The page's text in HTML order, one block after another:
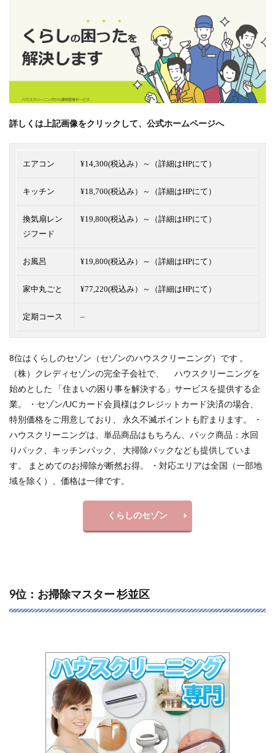
詳しくは上記画像をクリックして、公式ホームページへ
エアコン ¥14,300(税込み）～（詳細はHPにて）
キッチン ¥18,700(税込み）～（詳細はHPにて）
換気扇レン
ジフード
¥19,800(税込み）～（詳細はHPにて）
お風呂 ¥19,800(税込み）～（詳細はHPにて）
家中丸ごと ¥77,220(税込み）～（詳細はHPにて）
定期コース –
8位はくらしのセゾン（セゾンのハウスクリーニング）です 。
（株）クレディセゾンの完全子会社で、 ハウスクリーニングを
始めとした 「住まいの困り事を解決する」サービスを提供する企
業。 ・セゾン/UCカード会員様はクレジットカード決済の場合、
特別価格をご用意しており、 永久不滅ポイントも貯まります。 ・
ハウスクリーニングは、単品商品はもちろん、パック商品：水回
りパック、キッチンパック、 大掃除パックなども提供していま
す。 まとめてのお掃除が断然お得。 ・対応エリアは全国（一部地
域を除く）、価格は一律です。
くらしのセゾン
9位：お掃除マスター 杉並区